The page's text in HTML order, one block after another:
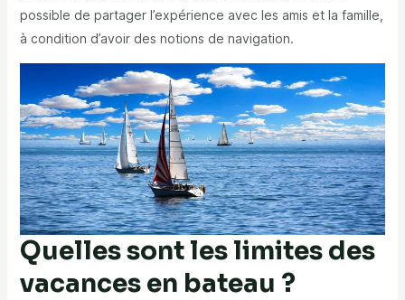
possible de partager l’expérience avec les amis et la famille,
à condition d’avoir des notions de navigation.
Quelles sont les limites des
vacances en bateau ?